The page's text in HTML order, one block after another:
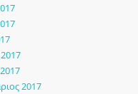
2017